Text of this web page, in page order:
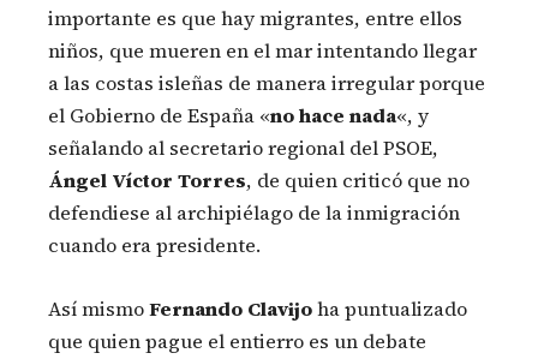
importante es que hay migrantes, entre ellos
niños, que mueren en el mar intentando llegar
a las costas isleñas de manera irregular porque
el Gobierno de España «no hace nada«, y
señalando al secretario regional del PSOE,
Ángel Víctor Torres, de quien criticó que no
defendiese al archipiélago de la inmigración
cuando era presidente.
Así mismoFernando Clavijoha puntualizado
que quien pague el entierro es un debate